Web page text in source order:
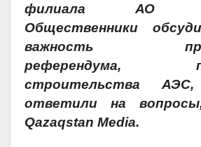
филиала АО
Общественники
важность
референдума,
строительства
ответили на
Qazaqstan Media.